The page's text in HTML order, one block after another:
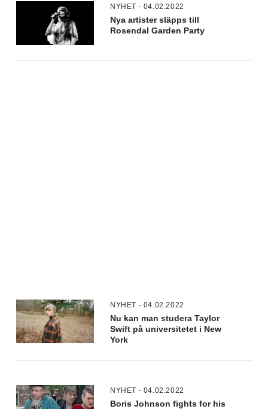
NYHET - 04.02.2022
Nya artister släpps till
Rosendal Garden Party
NYHET - 04.02.2022
Nu kan man studera Taylor
Swift på universitetet i New
York
NYHET - 04.02.2022
Boris Johnson fights for his